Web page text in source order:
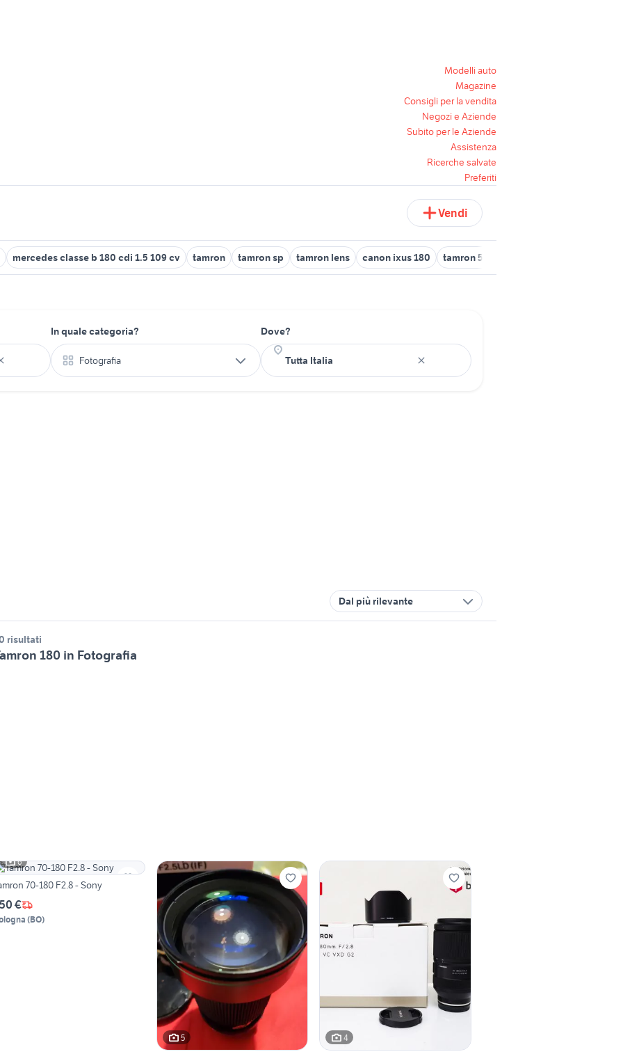
Modelli auto
Magazine
Consigli per la vendita
Negozi e Aziende
Subito per le Aziende
Assistenza
Ricerche salvate
Preferiti
Vendi
mercedes classe b 180 cdi 1.5 109 cv tamron tamron sp tamron lens canon ixus 180 tamron 500
In quale categoria?
Fotografia
Dove?
Dal più rilevante
risultati
180 in Fotografia
6
70-180 F2.8 - Sony
€
(BO)
5 4